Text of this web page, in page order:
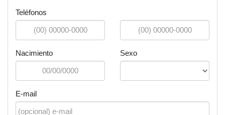
Teléfonos
Nacimiento Sexo
E-mail